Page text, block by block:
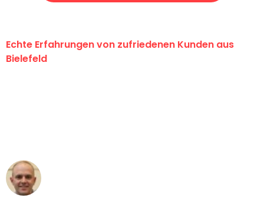
Echte Erfahrungen von zufriedenen Kunden aus
Bielefeld